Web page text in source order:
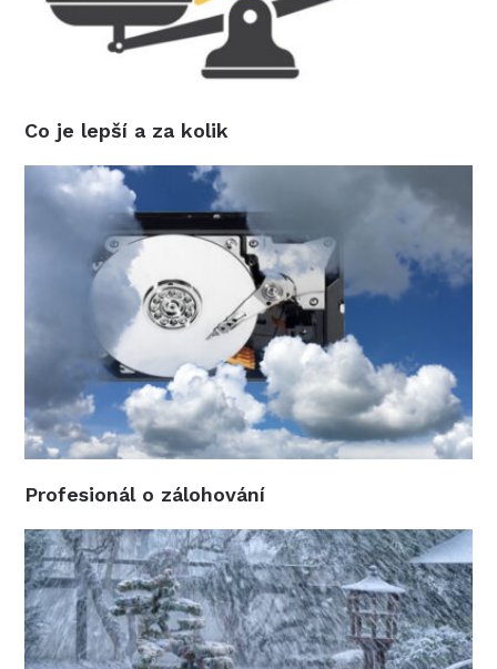
Co je lepší a za kolik
Profesionál o zálohování